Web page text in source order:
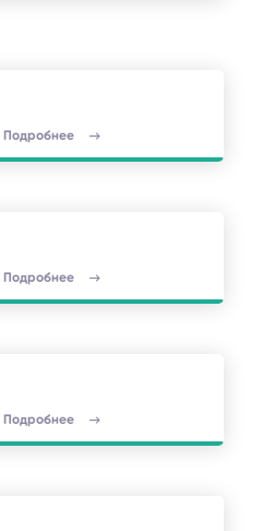
Подробнее
Подробнее
Подробнее